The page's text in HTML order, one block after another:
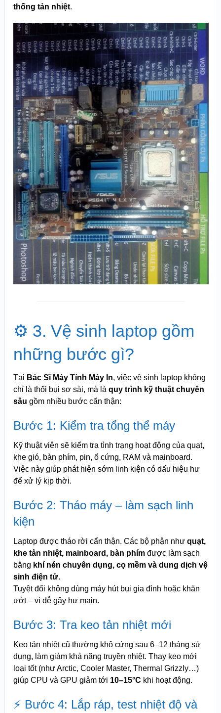
thống tản nhiệt.
⚙️ 3. Vệ sinh laptop gồm
những bước gì?
Tại Bác Sĩ Máy Tính Máy In, việc vệ sinh laptop không
chỉ là thổi bụi sơ sài, mà là quy trình kỹ thuật chuyên
sâu gồm nhiều bước cẩn thận:
Bước 1: Kiểm tra tổng thể máy
Kỹ thuật viên sẽ kiểm tra tình trạng hoạt động của quạt,
khe gió, bàn phím, pin, ổ cứng, RAM và mainboard.
Việc này giúp phát hiện sớm linh kiện có dấu hiệu hư
để xử lý kịp thời.
Bước 2: Tháo máy – làm sạch linh
kiện
Laptop được tháo rời cẩn thận. Các bộ phận như quạt,
khe tản nhiệt, mainboard, bàn phímđược làm sạch
bằng khí nén chuyên dụng, cọ mềm và dung dịch vệ
sinh điện tử.
Tuyệt đối không dùng máy hút bụi gia đình hoặc khăn
ướt – vì dễ gây hư main.
Bước 3: Tra keo tản nhiệt mới
Keo tản nhiệt cũ thường khô cứng sau 6–12 tháng sử
dụng, làm giảm khả năng truyền nhiệt. Thay keo mới
loại tốt (như Arctic, Cooler Master, Thermal Grizzly…)
giúp CPU và GPU giảm tới 10–15°C khi hoạt động.
⚡ Bước 4: Lắp ráp, test nhiệt độ và